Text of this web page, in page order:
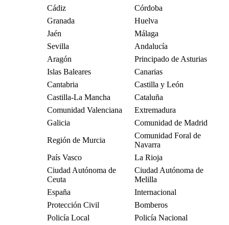
Cádiz
Córdoba
Granada
Huelva
Jaén
Málaga
Sevilla
Andalucía
Aragón
Principado de Asturias
Islas Baleares
Canarias
Cantabria
Castilla y León
Castilla-La Mancha
Cataluña
Comunidad Valenciana
Extremadura
Galicia
Comunidad de Madrid
Región de Murcia
Comunidad Foral de
Navarra
País Vasco
La Rioja
Ciudad Autónoma de
Ceuta
Ciudad Autónoma de
Melilla
España
Internacional
Protección Civil
Bomberos
Policía Local
Policía Nacional